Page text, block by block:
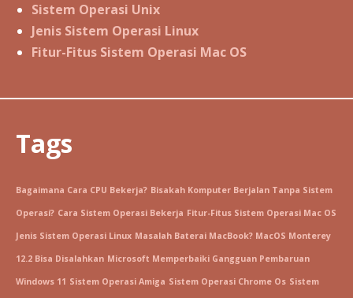
Sistem Operasi Unix
Jenis Sistem Operasi Linux
Fitur-Fitus Sistem Operasi Mac OS
Tags
Bagaimana Cara CPU Bekerja? Bisakah Komputer Berjalan Tanpa Sistem
Operasi? Cara Sistem Operasi Bekerja Fitur-Fitus Sistem Operasi Mac OS
Jenis Sistem Operasi Linux Masalah Baterai MacBook? MacOS Monterey
12.2 Bisa Disalahkan Microsoft Memperbaiki Gangguan Pembaruan
Windows 11 Sistem Operasi Amiga Sistem Operasi Chrome Os Sistem